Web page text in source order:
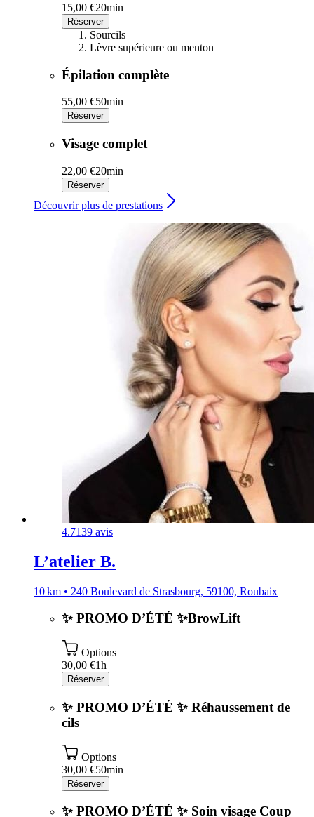
15,00 €20min
Réserver
Sourcils
Lèvre supérieure ou menton
Épilation complète
55,00 €50min
Réserver
Visage complet
22,00 €20min
Réserver
Découvrir plus de prestations
4.7139 avis
L’atelier B.
10 km • 240 Boulevard de Strasbourg, 59100, Roubaix
✨ PROMO D’ÉTÉ ✨BrowLift
Options
30,00 €1h
Réserver
✨ PROMO D’ÉTÉ ✨ Réhaussement de
cils
Options
30,00 €50min
Réserver
✨ PROMO D’ÉTÉ ✨ Soin visage Coup